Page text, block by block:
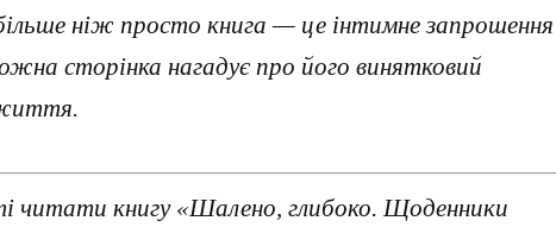
ніж просто книга — це інтимне запрошення
сторінка нагадує про його винятковий
читати книгу «Шалено, глибоко. Щоденники